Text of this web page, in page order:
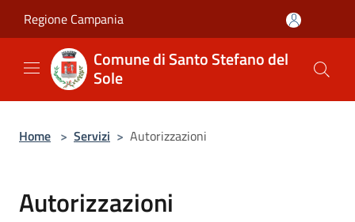
Regione Campania
Comune di Santo Stefano del
Sole
Home > Servizi > Autorizzazioni
Autorizzazioni